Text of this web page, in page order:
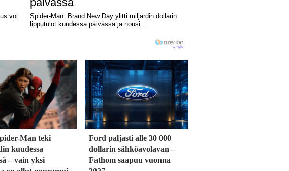
Man teki
kuudessa
– vain yksi
Ford paljasti alle 30 000
dollarin sähköavolavan –
Fathom saapuu vuonna